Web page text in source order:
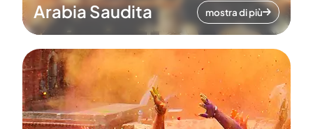
Arabia Saudita mostra di più